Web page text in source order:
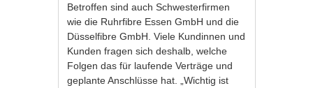
Betroffen sind auch Schwesterfirmen
wie die Ruhrfibre Essen GmbH und die
Düsselfibre GmbH. Viele Kundinnen und
Kunden fragen sich deshalb, welche
Folgen das für laufende Verträge und
geplante Anschlüsse hat. „Wichtig ist